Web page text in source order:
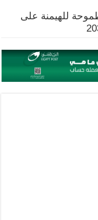
للهيمنة على